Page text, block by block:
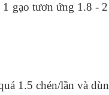
gạo tươn ứng 1.8 -
1.5 chén/lần và